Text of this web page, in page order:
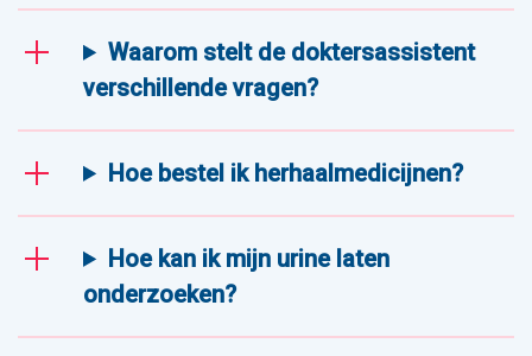
Waarom stelt de doktersassistent
verschillende vragen?
Hoe bestel ik herhaalmedicijnen?
Hoe kan ik mijn urine laten
onderzoeken?